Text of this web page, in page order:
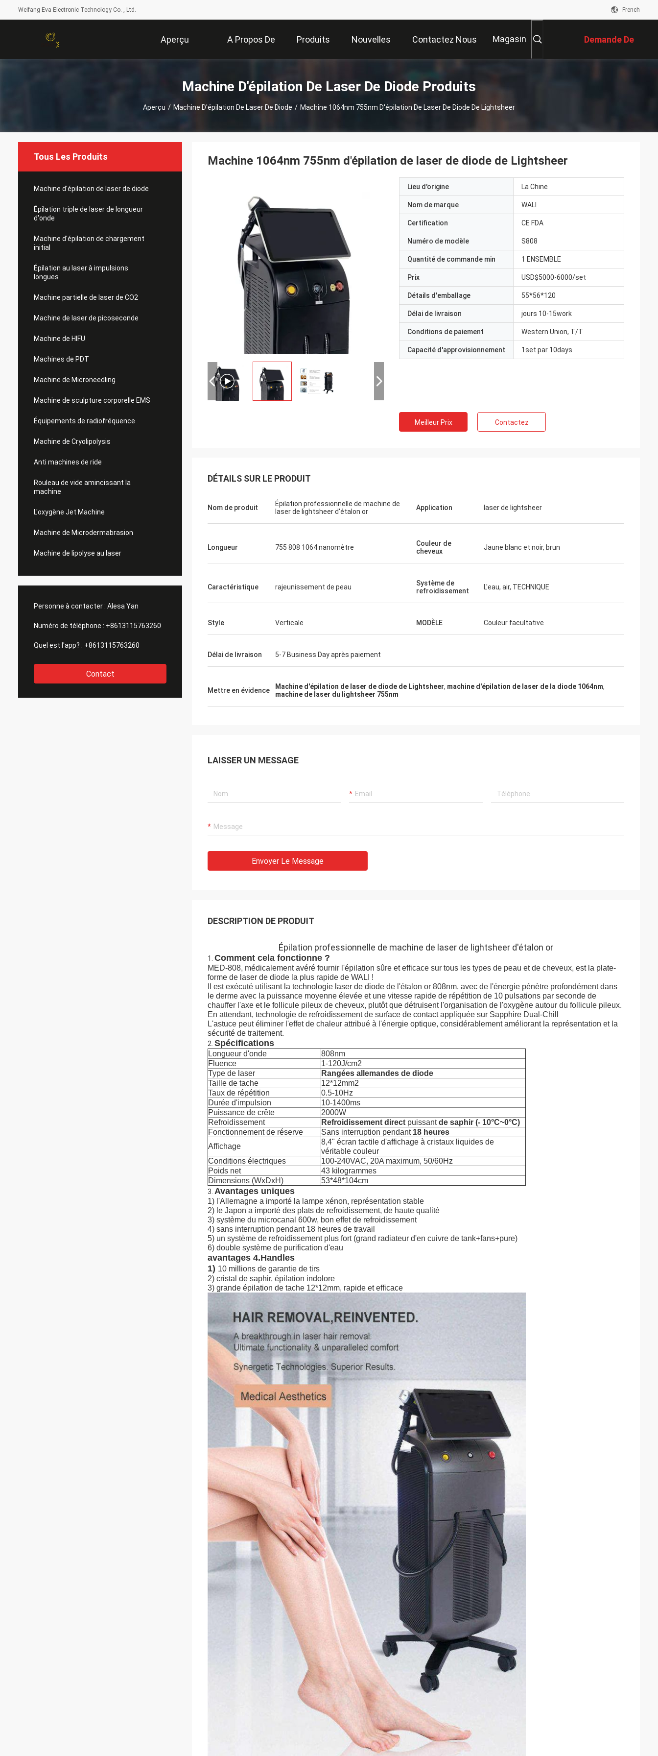
Weifang Eva Electronic Technology Co. , Ltd. French
Aperçu A Propos De
Nous
Produits Nouvelles Contactez Nous Magasin Demande De
Soumission
Machine D'épilation De Laser De Diode Produits
Aperçu / Machine D'épilation De Laser De Diode / Machine 1064nm 755nm D'épilation De Laser De Diode De Lightsheer
Tous Les Produits
Machine d'épilation de laser de diode
Épilation triple de laser de longueur
d'onde
Machine d'épilation de chargement
initial
Épilation au laser à impulsions
longues
Machine partielle de laser de CO2
Machine de laser de picoseconde
Machine de HIFU
Machines de PDT
Machine de Microneedling
Machine de sculpture corporelle EMS
Équipements de radiofréquence
Machine de Cryolipolysis
Anti machines de ride
Rouleau de vide amincissant la
machine
L'oxygène Jet Machine
Machine de Microdermabrasion
Machine de lipolyse au laser
Personne à contacter : Alesa Yan
Numéro de téléphone : +8613115763260
Quel est l'app? : +8613115763260
Contact
Machine 1064nm 755nm d'épilation de laser de diode de Lightsheer
Lieu d'origine La Chine
Nom de marque WALI
Certification CE FDA
Numéro de modèle S808
Quantité de commande min 1 ENSEMBLE
Prix USD$5000-6000/set
Détails d'emballage 55*56*120
Délai de livraison jours 10-15work
Conditions de paiement Western Union, T/T
Capacité d'approvisionnement 1set par 10days
Meilleur Prix Contactez
DÉTAILS SUR LE PRODUIT
Nom de produit
Épilation professionnelle de machine de
laser de lightsheer d'étalon or
Application laser de lightsheer
Longueur 755 808 1064 nanomètre
Couleur de
cheveux
Jaune blanc et noir, brun
Caractéristique rajeunissement de peau
Système de
refroidissement
L'eau, air, TECHNIQUE
Style Verticale MODÈLE Couleur facultative
Délai de livraison 5-7 Business Day après paiement
Mettre en évidence Machine d'épilation de laser de diode de Lightsheer, machine d'épilation de laser de la diode 1064nm,
machine de laser du lightsheer 755nm
LAISSER UN MESSAGE
Envoyer Le Message
DESCRIPTION DE PRODUIT
Épilation professionnelle de machine de laser de lightsheer d'étalon or
1. Comment cela fonctionne ?
MED-808, médicalement avéré fournir l'épilation sûre et efficace sur tous les types de peau et de cheveux, est la plate-
forme de laser de diode la plus rapide de WALI !
Il est exécuté utilisant la technologie laser de diode de l'étalon or 808nm, avec de l'énergie pénètre profondément dans
le derme avec la puissance moyenne élevée et une vitesse rapide de répétition de 10 pulsations par seconde de
chauffer l'axe et le follicule pileux de cheveux, plutôt que détruisent l'organisation de l'oxygène autour du follicule pileux.
En attendant, technologie de refroidissement de surface de contact appliquée sur Sapphire Dual-Chill
L'astuce peut éliminer l'effet de chaleur attribué à l'énergie optique, considérablement améliorant la représentation et la
sécurité de traitement.
2. Spécifications
Longueur d'onde
808nm
Fluence
1-120J/cm2
Type de laser
Rangées allemandes de diode
Taille de tache
12*12mm2
Taux de répétition
0.5-10Hz
Durée d'impulsion
10-1400ms
Puissance de crête
2000W
Refroidissement
Refroidissement direct puissantde saphir (- 10°C~0°C)
Fonctionnement de réserve
Sans interruption pendant 18 heures
Affichage
8,4" écran tactile d'affichage à cristaux liquides de
véritable couleur
Conditions électriques
100-240VAC, 20A maximum, 50/60Hz
Poids net
43 kilogrammes
Dimensions (WxDxH)
53*48*104cm
3. Avantages uniques
1) l'Allemagne a importé la lampe xénon, représentation stable
2) le Japon a importé des plats de refroidissement, de haute qualité
3) système du microcanal 600w, bon effet de refroidissement
4) sans interruption pendant 18 heures de travail
5) un système de refroidissement plus fort (grand radiateur d'en cuivre de tank+fans+pure)
6) double système de purification d'eau
avantages 4.Handles
1) 10 millions de garantie de tirs
2) cristal de saphir, épilation indolore
3) grande épilation de tache 12*12mm, rapide et efficace